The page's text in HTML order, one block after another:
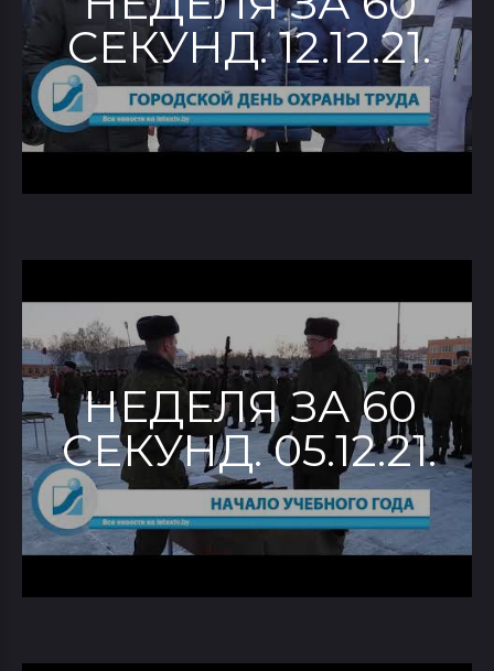
СЕКУНД. 12.12.21.
НЕДЕЛЯ ЗА 60
СЕКУНД. 05.12.21.